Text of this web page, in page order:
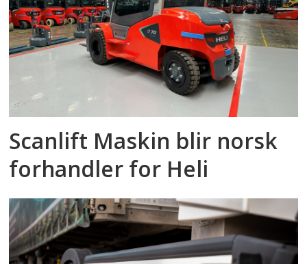
Scanlift Maskin blir norsk
forhandler for Heli